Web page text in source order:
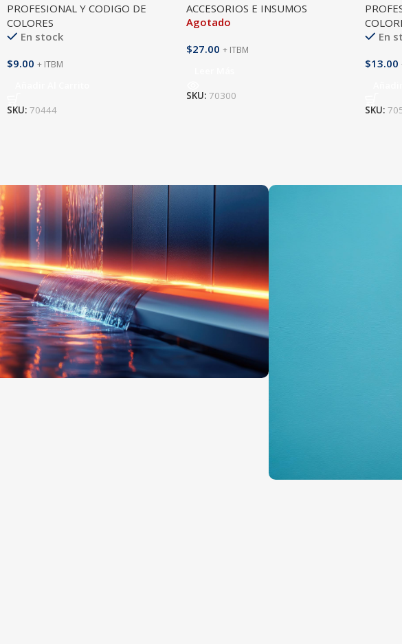
PROFESIONAL Y CODIGO DE
COLORES
En stock
$9.00 + ITBM
SKU: 70444
PPM
ACCESORIOS E INSUMOS
Agotado
$27.00 + ITBM
SKU: 70300
En
$13.00
SKU: